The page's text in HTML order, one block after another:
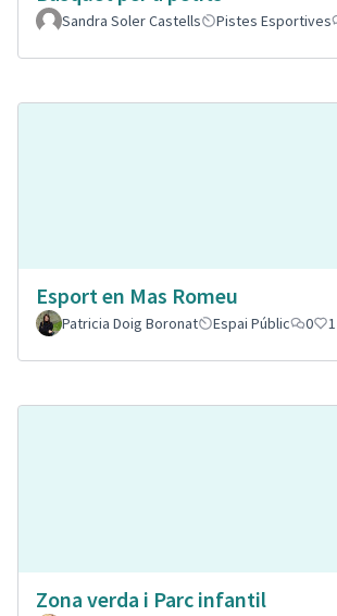
Sandra Soler Castells
Pistes Esportives
Esport en Mas Romeu
Patricia Doig Boronat
Espai Públic 0 1
Zona verda i Parc infantil